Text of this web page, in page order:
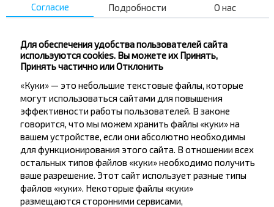
Витебск
Купить
Орша
Вильнюс
Купить
Орша
Чаусы
Орша
Согласие Подробности О нас
Для обеспечения удобства пользователей сайта
используются cookies. Вы можете их Принять,
Принять частично или Отклонить
«Куки» — это небольшие текстовые файлы, которые
могут использоваться сайтами для повышения
эффективности работы пользователей. В законе
говорится, что мы можем хранить файлы «куки» на
вашем устройстве, если они абсолютно необходимы
для функционирования этого сайта. В отношении всех
остальных типов файлов «куки» необходимо получить
ваше разрешение. Этот сайт использует разные типы
файлов «куки». Некоторые файлы «куки»
размещаются сторонними сервисами,